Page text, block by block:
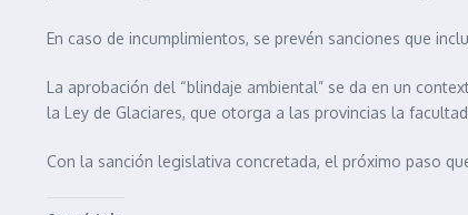
En caso de incumplimientos, se prevén sanciones que
La aprobación del “blindaje ambiental” se da en un
la Ley de Glaciares, que otorga a las provincias la
Con la sanción legislativa concretada, el próximo paso